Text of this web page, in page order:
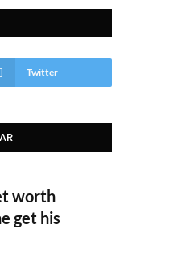
Twitter
worth
get his